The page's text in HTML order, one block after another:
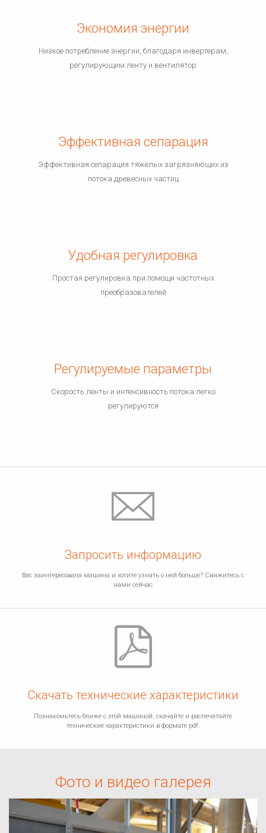
Экономия энергии
Низкое потребление энергии, благодаря инвертерам,
регулирующим ленту и вентилятор
Эффективная сепарация
Эффективная сепарация тяжелых загрязняющих из
потока древесных частиц
Удобная регулировка
Простая регулировка при помощи частотных
преобразователей
Регулируемые параметры
Скорость ленты и интенсивность потока легко
регулируются
Запросить информацию
Вас заинтересовала машина и хотите узнать о ней больше? Свяжитесь с
нами сейчас
Скачать технические характеристики
Познакомьтесь ближе с этой машиной, скачайте и распечатайте
технические характеристики в формате pdf.
Фото и видео галерея